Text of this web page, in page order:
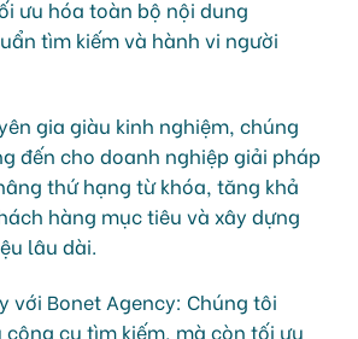
ưu hóa toàn bộ nội dung
tìm kiếm và hành vi người
gia giàu kinh nghiệm, chúng
đến cho doanh nghiệp giải pháp
thứ hạng từ khóa, tăng khả
hàng mục tiêu và xây dựng
lâu dài.
với Bonet Agency: Chúng tôi
cụ tìm kiếm, mà còn tối ưu